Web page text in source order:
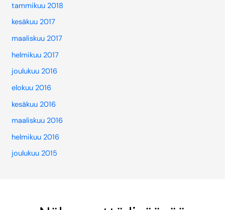
tammikuu 2018
kesäkuu 2017
maaliskuu 2017
helmikuu 2017
joulukuu 2016
elokuu 2016
kesäkuu 2016
maaliskuu 2016
helmikuu 2016
joulukuu 2015